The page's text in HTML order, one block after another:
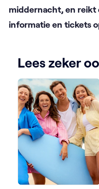
middernacht, en reikt
informatie en tickets
Lees zeker